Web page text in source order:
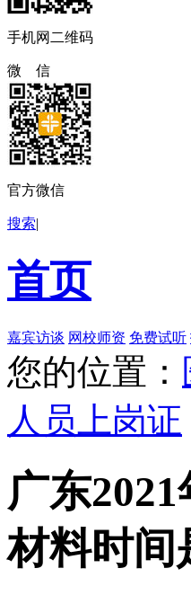
手机网二维码
微 信
官方微信
搜索|
首页
嘉宾访谈 网校师资 免费试听
您的位置：
人员上岗证
广东
材料时间